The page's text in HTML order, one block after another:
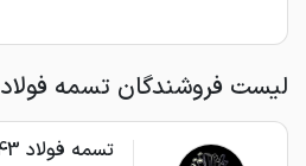
لیست فروشندگان تسمه فولاد 1.3343
تسمه فولاد 1.3343